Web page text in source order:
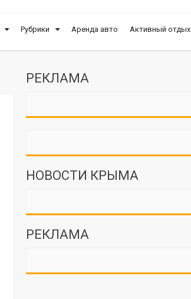
Рубрики Аренда авто Активный отдых
РЕКЛАМА
НОВОСТИ КРЫМА
РЕКЛАМА